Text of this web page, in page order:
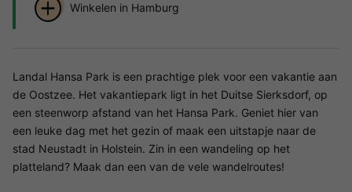
Winkelen in Hamburg
Landal Hansa Park is een prachtige plek voor een vakantie aan
de Oostzee. Het vakantiepark ligt in het Duitse Sierksdorf, op
een steenworp afstand van het Hansa Park. Geniet hier van
een leuke dag met het gezin of maak een uitstapje naar de
stad Neustadt in Holstein. Zin in een wandeling op het
platteland? Maak dan een van de vele wandelroutes!